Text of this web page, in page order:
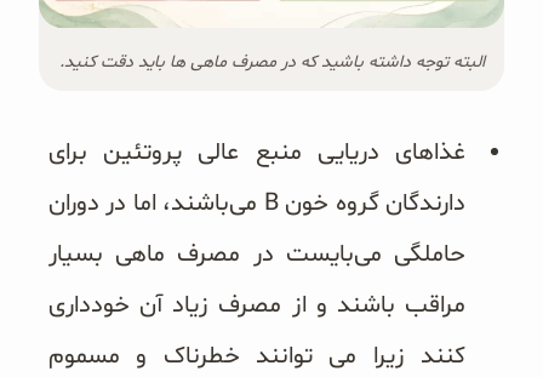
البته توجه داشته باشید که در مصرف ماهی ها باید دقت کنید.
غذاهای دریایی منبع عالی پروتئین برای
دارندگان گروه خون B می‌باشند، اما در دوران
حاملگی می‌بایست در مصرف ماهی بسیار
مراقب باشند و از مصرف زیاد آن خودداری
کنند زیرا می توانند خطرناک و مسموم